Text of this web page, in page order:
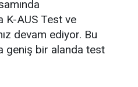
K-AUS Test ve
devam ediyor. Bu
geniş bir alanda test